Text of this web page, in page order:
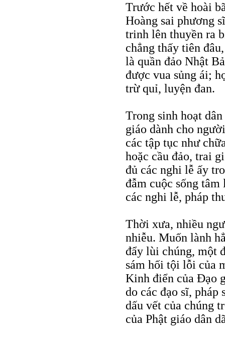
Trước hết về hoài
Hoàng sai phương
trinh lên thuyền ra
chẳng thấy tiên
là quần đảo Nhật
được vua sủng ái;
trừ quỉ, luyện đan.
Trong sinh hoạt
giáo dành cho
các tập tục như
hoặc cầu đảo, trai
đủ các nghi lễ ấy
đẫm cuộc sống
các nghi lễ, pháp
Thời xưa, nhiều
nhiễu. Muốn lành
đẩy lùi chúng, một
sám hối tội lỗi của
Kinh điển của Ðạo
do các đạo sĩ, pháp
dấu vết của chúng
của Phật giáo dân